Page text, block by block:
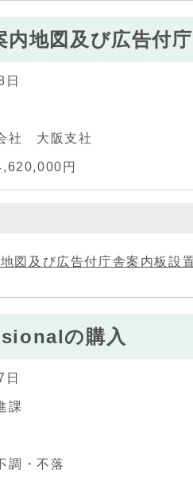
内地図及び広告付
社 大阪支社
円
図及び広告付庁舎案内板
の購入
課
調・不落